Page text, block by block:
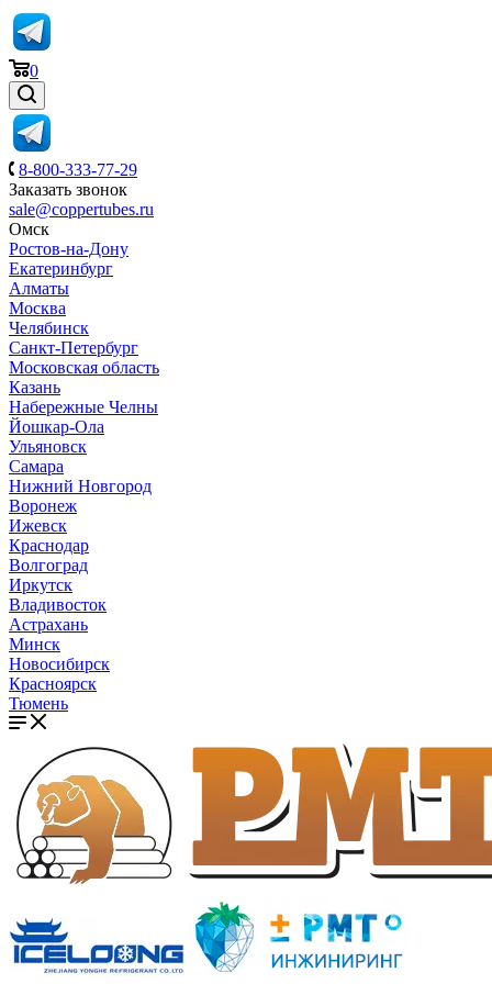
0
8-800-333-77-29
Заказать звонок
sale@coppertubes.ru
Омск
Ростов-на-Дону
Екатеринбург
Алматы
Москва
Челябинск
Санкт-Петербург
Московская область
Казань
Набережные Челны
Йошкар-Ола
Ульяновск
Самара
Нижний Новгород
Воронеж
Ижевск
Краснодар
Волгоград
Иркутск
Владивосток
Астрахань
Минск
Новосибирск
Красноярск
Тюмень